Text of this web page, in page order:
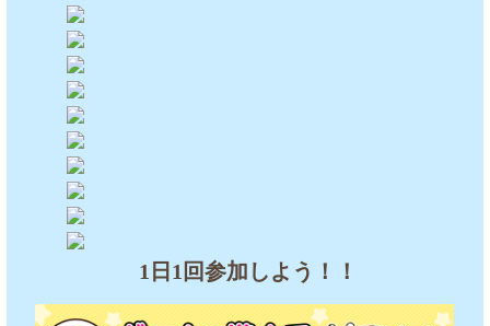
1日1回参加しよう！！